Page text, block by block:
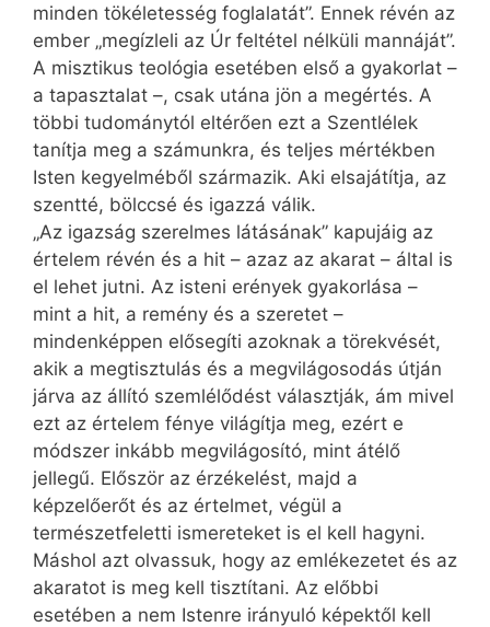
minden tökéletesség foglalatát”. Ennek révén az
ember „megízleli az Úr feltétel nélküli mannáját”.
A misztikus teológia esetében első a gyakorlat –
a tapasztalat –, csak utána jön a megértés. A
többi tudománytól eltérően ezt a Szentlélek
tanítja meg a számunkra, és teljes mértékben
Isten kegyelméből származik. Aki elsajátítja, az
szentté, bölccsé és igazzá válik.
„Az igazság szerelmes látásának” kapujáig az
értelem révén és a hit – azaz az akarat – által is
el lehet jutni. Az isteni erények gyakorlása –
mint a hit, a remény és a szeretet –
mindenképpen elősegíti azoknak a törekvését,
akik a megtisztulás és a megvilágosodás útján
járva az állító szemlélődést választják, ám mivel
ezt az értelem fénye világítja meg, ezért e
módszer inkább megvilágosító, mint átélő
jellegű. Először az érzékelést, majd a
képzelőerőt és az értelmet, végül a
természetfeletti ismereteket is el kell hagyni.
Máshol azt olvassuk, hogy az emlékezetet és az
akaratot is meg kell tisztítani. Az előbbi
esetében a nem Istenre irányuló képektől kell